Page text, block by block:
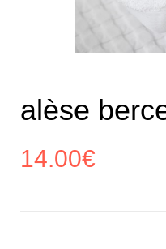
alèse
14.00€